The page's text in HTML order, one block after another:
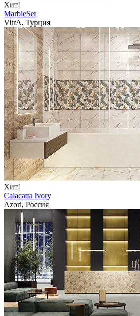
Хит!
MarbleSet
VitrA, Турция
Хит!
Calacatta Ivory
Azori, Россия